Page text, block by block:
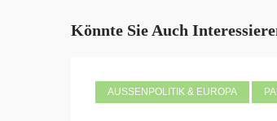
Könnte Sie Auch
AUSSENPOLITIK & EUROPA